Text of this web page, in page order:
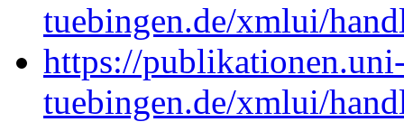
tuebingen.de/xmlui/
https://
tuebingen.de/xmlui/